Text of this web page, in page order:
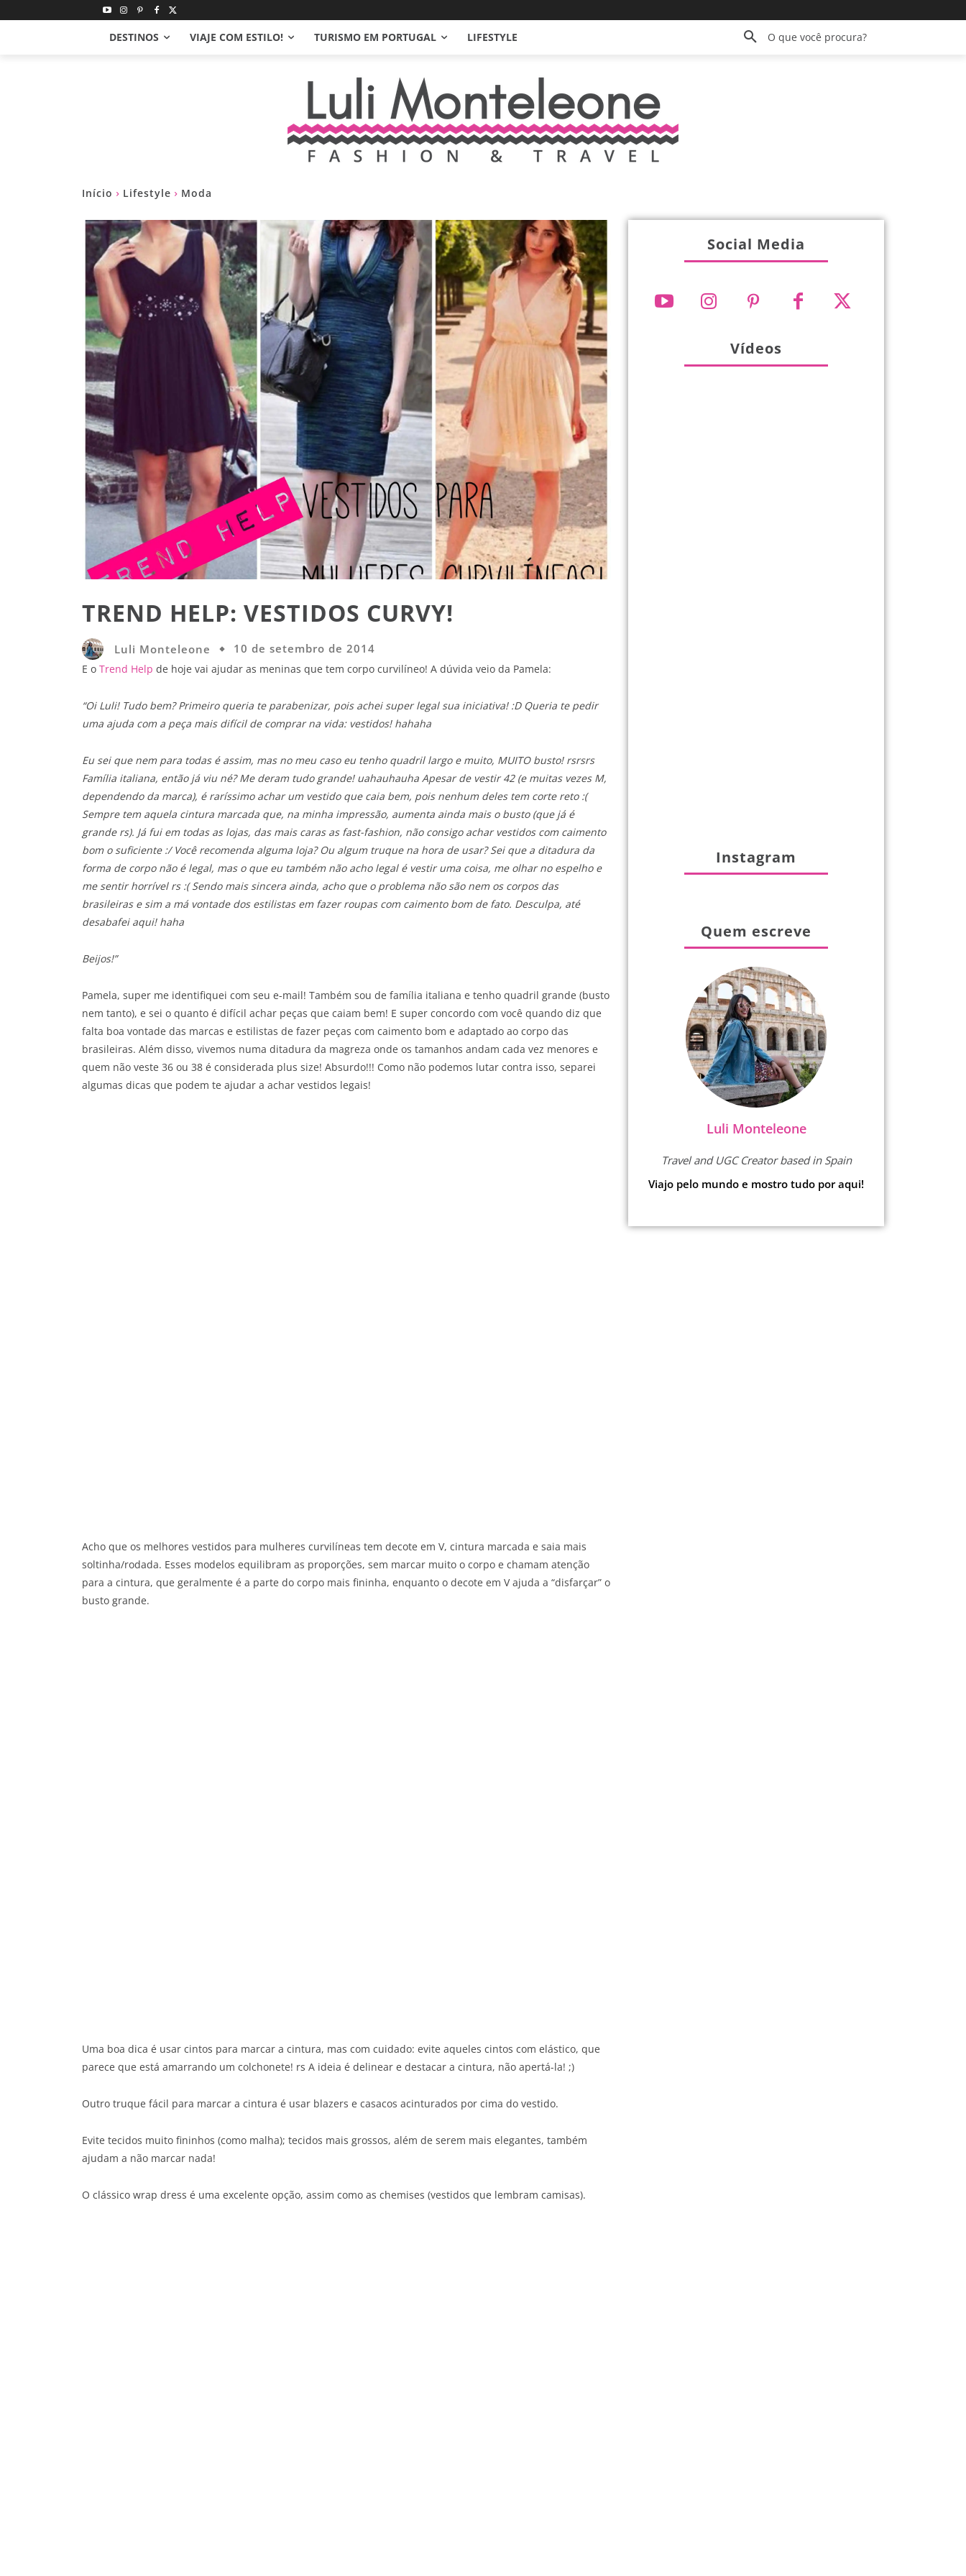
DESTINOS VIAJE COM ESTILO! TURISMO EM PORTUGAL LIFESTYLE O que você procura?
Início Lifestyle Moda
TREND HELP: VESTIDOS CURVY!
Luli Monteleone 10 de setembro de 2014
E o Trend Help de hoje vai ajudar as meninas que tem corpo curvilíneo! A dúvida veio da Pamela:
“Oi Luli! Tudo bem? Primeiro queria te parabenizar, pois achei super legal sua iniciativa! :D Queria te pedir
uma ajuda com a peça mais difícil de comprar na vida: vestidos! hahaha
Eu sei que nem para todas é assim, mas no meu caso eu tenho quadril largo e muito, MUITO busto! rsrsrs
Família italiana, então já viu né? Me deram tudo grande! uahauhauha Apesar de vestir 42 (e muitas vezes M,
dependendo da marca), é raríssimo achar um vestido que caia bem, pois nenhum deles tem corte reto :(
Sempre tem aquela cintura marcada que, na minha impressão, aumenta ainda mais o busto (que já é
grande rs). Já fui em todas as lojas, das mais caras as fast-fashion, não consigo achar vestidos com caimento
bom o suficiente :/ Você recomenda alguma loja? Ou algum truque na hora de usar? Sei que a ditadura da
forma de corpo não é legal, mas o que eu também não acho legal é vestir uma coisa, me olhar no espelho e
me sentir horrível rs :( Sendo mais sincera ainda, acho que o problema não são nem os corpos das
brasileiras e sim a má vontade dos estilistas em fazer roupas com caimento bom de fato. Desculpa, até
desabafei aqui! haha
Beijos!”
Pamela, super me identifiquei com seu e-mail! Também sou de família italiana e tenho quadril grande (busto
nem tanto), e sei o quanto é difícil achar peças que caiam bem! E super concordo com você quando diz que
falta boa vontade das marcas e estilistas de fazer peças com caimento bom e adaptado ao corpo das
brasileiras. Além disso, vivemos numa ditadura da magreza onde os tamanhos andam cada vez menores e
quem não veste 36 ou 38 é considerada plus size! Absurdo!!! Como não podemos lutar contra isso, separei
algumas dicas que podem te ajudar a achar vestidos legais!
Acho que os melhores vestidos para mulheres curvilíneas tem decote em V, cintura marcada e saia mais
soltinha/rodada. Esses modelos equilibram as proporções, sem marcar muito o corpo e chamam atenção
para a cintura, que geralmente é a parte do corpo mais fininha, enquanto o decote em V ajuda a “disfarçar” o
busto grande.
Uma boa dica é usar cintos para marcar a cintura, mas com cuidado: evite aqueles cintos com elástico, que
parece que está amarrando um colchonete! rs A ideia é delinear e destacar a cintura, não apertá-la! ;)
Outro truque fácil para marcar a cintura é usar blazers e casacos acinturados por cima do vestido.
Evite tecidos muito fininhos (como malha); tecidos mais grossos, além de serem mais elegantes, também
ajudam a não marcar nada!
O clássico wrap dress é uma excelente opção, assim como as chemises (vestidos que lembram camisas).
Social Media
Vídeos
Instagram
Quem escreve
Luli Monteleone
Travel and UGC Creator based in Spain
Viajo pelo mundo e mostro tudo por aqui!